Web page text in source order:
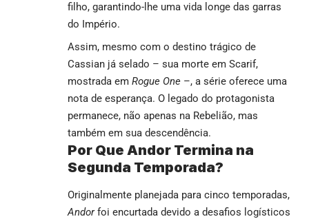
filho, garantindo-lhe uma vida longe das garras
do Império.
Assim, mesmo com o destino trágico de
Cassian já selado – sua morte em Scarif,
mostrada em Rogue One –, a série oferece uma
nota de esperança. O legado do protagonista
permanece, não apenas na Rebelião, mas
também em sua descendência.
Por Que Andor Termina na
Segunda Temporada?
Originalmente planejada para cinco temporadas,
Andorfoi encurtada devido a desafios logísticos